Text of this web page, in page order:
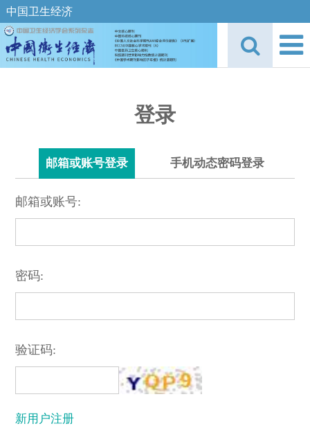
中国卫生经济
登录
邮箱或账号登录 手机动态密码登录
邮箱或账号:
密码:
验证码:
新用户注册